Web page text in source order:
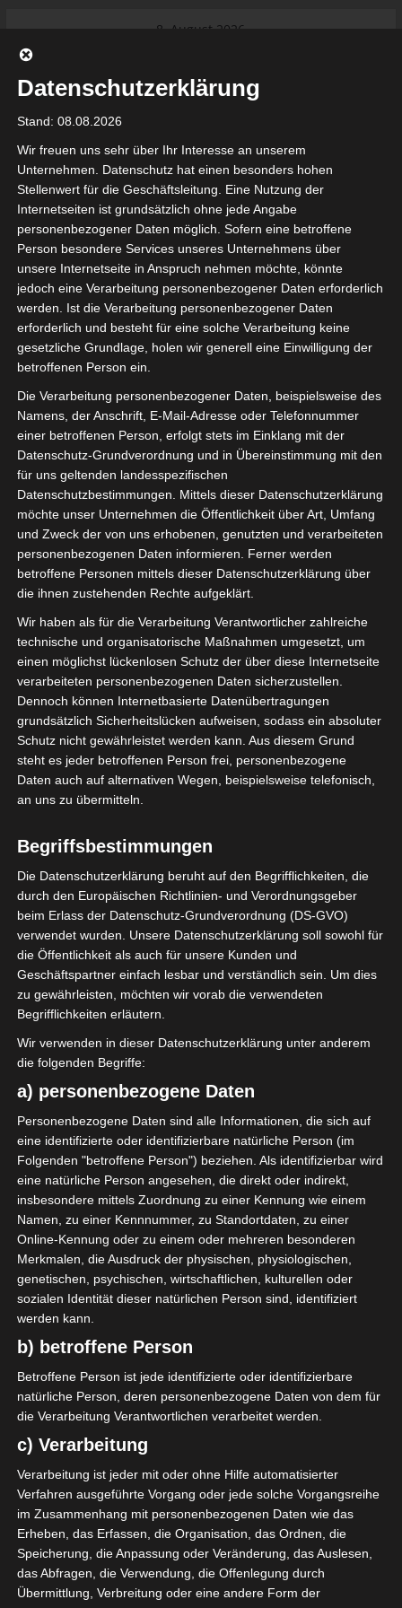
8. August 2026
beginnt am 22. und 23. August
2026 (Update)
Meisterschaft an
Ligue 1 Pro: Spielplan der ersten 15
Spieltage der Saison 2026/2027
Ligue 2 Pro Tunesien 2026/2027 –
Saison beginnt am am 19./20.
September 2026
Internationaler Sportgerichtshof
lehnt Eilverfahren ab – AS Soliman
steuert auf die Ligue 2 zu
tunesienfussball.de
Tunesien Ligafußball
Sie befinden sich hier:Startseite
2024/2025
17. Spieltag 2024/2025
2024/2025
Ligue 1 Pro Tunesien
2024/2025 – 17. Spieltag
(Rückrunde)
17. Spieltag 2024/2025
Der siebzehnte Spieltag der Ligue 1 Pro Tunesien
2024/2025 findet am Samstag, den 1. Februar und
Sonntag, den 2. Februar
Die nächsten Begegnungen
SPIELTAG 1
22 Aug. 2026
PS Sakiet Eddaïer
- -
JS Omrane
22 Aug. 2026
16:30
22 Aug. 2026
ES Hammam Sousse
US Monastir
22 Aug. 2026
16:30
ES Tunis
22 Aug. 2026
ES Métlaoui
- -
22 Aug. 2026
16:30
US Ben Guerdane
- -
CS Hammam-Lif
22 Aug. 2026
CA Bizertin
- -
AS Marsa
Datenschutzerklärung
Stand: 08.08.2026
Wir freuen uns sehr über Ihr Interesse an unserem
Unternehmen. Datenschutz hat einen besonders hohen
Stellenwert für die Geschäftsleitung. Eine Nutzung der
Internetseiten ist grundsätzlich ohne jede Angabe
personenbezogener Daten möglich. Sofern eine betroffene
Person besondere Services unseres Unternehmens über
unsere Internetseite in Anspruch nehmen möchte, könnte
jedoch eine Verarbeitung personenbezogener Daten erforderlich
werden. Ist die Verarbeitung personenbezogener Daten
erforderlich und besteht für eine solche Verarbeitung keine
gesetzliche Grundlage, holen wir generell eine Einwilligung der
betroffenen Person ein.
Die Verarbeitung personenbezogener Daten, beispielsweise des
Namens, der Anschrift, E-Mail-Adresse oder Telefonnummer
einer betroffenen Person, erfolgt stets im Einklang mit der
Datenschutz-Grundverordnung und in Übereinstimmung mit den
für uns geltenden landesspezifischen
Datenschutzbestimmungen. Mittels dieser Datenschutzerklärung
möchte unser Unternehmen die Öffentlichkeit über Art, Umfang
und Zweck der von uns erhobenen, genutzten und verarbeiteten
personenbezogenen Daten informieren. Ferner werden
betroffene Personen mittels dieser Datenschutzerklärung über
die ihnen zustehenden Rechte aufgeklärt.
Wir haben als für die Verarbeitung Verantwortlicher zahlreiche
technische und organisatorische Maßnahmen umgesetzt, um
einen möglichst lückenlosen Schutz der über diese Internetseite
verarbeiteten personenbezogenen Daten sicherzustellen.
Dennoch können Internetbasierte Datenübertragungen
grundsätzlich Sicherheitslücken aufweisen, sodass ein absoluter
Schutz nicht gewährleistet werden kann. Aus diesem Grund
steht es jeder betroffenen Person frei, personenbezogene
Daten auch auf alternativen Wegen, beispielsweise telefonisch,
an uns zu übermitteln.
Begriffsbestimmungen
Die Datenschutzerklärung beruht auf den Begrifflichkeiten, die
durch den Europäischen Richtlinien- und Verordnungsgeber
beim Erlass der Datenschutz-Grundverordnung (DS-GVO)
verwendet wurden. Unsere Datenschutzerklärung soll sowohl für
die Öffentlichkeit als auch für unsere Kunden und
Geschäftspartner einfach lesbar und verständlich sein. Um dies
zu gewährleisten, möchten wir vorab die verwendeten
Begrifflichkeiten erläutern.
Wir verwenden in dieser Datenschutzerklärung unter anderem
die folgenden Begriffe:
a) personenbezogene Daten
Personenbezogene Daten sind alle Informationen, die sich auf
eine identifizierte oder identifizierbare natürliche Person (im
Folgenden "betroffene Person") beziehen. Als identifizierbar wird
eine natürliche Person angesehen, die direkt oder indirekt,
insbesondere mittels Zuordnung zu einer Kennung wie einem
Namen, zu einer Kennnummer, zu Standortdaten, zu einer
Online-Kennung oder zu einem oder mehreren besonderen
Merkmalen, die Ausdruck der physischen, physiologischen,
genetischen, psychischen, wirtschaftlichen, kulturellen oder
sozialen Identität dieser natürlichen Person sind, identifiziert
werden kann.
b) betroffene Person
Betroffene Person ist jede identifizierte oder identifizierbare
natürliche Person, deren personenbezogene Daten von dem für
die Verarbeitung Verantwortlichen verarbeitet werden.
c) Verarbeitung
Verarbeitung ist jeder mit oder ohne Hilfe automatisierter
Verfahren ausgeführte Vorgang oder jede solche Vorgangsreihe
im Zusammenhang mit personenbezogenen Daten wie das
Erheben, das Erfassen, die Organisation, das Ordnen, die
Speicherung, die Anpassung oder Veränderung, das Auslesen,
das Abfragen, die Verwendung, die Offenlegung durch
Übermittlung, Verbreitung oder eine andere Form der